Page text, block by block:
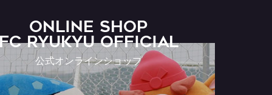
ONLINE SHOP
RYUKYU OFFICIAL
公式オンラインショップ